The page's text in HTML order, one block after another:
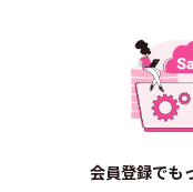
会員登録でも